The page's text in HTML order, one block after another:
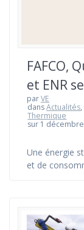
FAFCO,
et ENR
parVE
dansActualités,
Thermique
sur 1
Une énergie
et de